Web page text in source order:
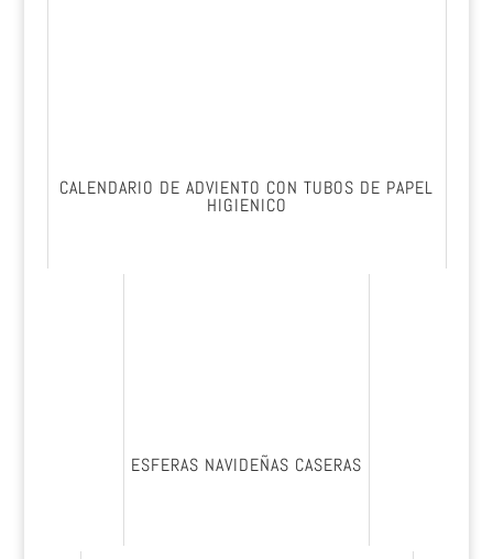
CALENDARIO DE ADVIENTO CON TUBOS DE PAPEL
HIGIENICO
ESFERAS NAVIDEÑAS CASERAS